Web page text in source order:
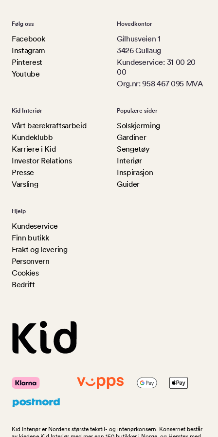
Følg oss
Facebook
Instagram
Pinterest
Youtube
Hovedkontor
Gilhusveien 1
3426 Gullaug
Kundeservice: 31 00 20
00
Org.nr: 958 467 095 MVA
Kid Interiør
Vårt bærekraftsarbeid
Kundeklubb
Karriere i Kid
Investor Relations
Presse
Varsling
Populære sider
Solskjerming
Gardiner
Sengetøy
Interiør
Inspirasjon
Guider
Hjelp
Kundeservice
Finn butikk
Frakt og levering
Personvern
Cookies
Bedrift
Kid Interiør er Nordens største tekstil- og interiørkonsern. Konsernet består